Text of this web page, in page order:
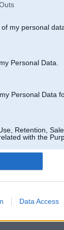
my personal
Personal Data.
Personal Data
Retention,
with the
Data Access